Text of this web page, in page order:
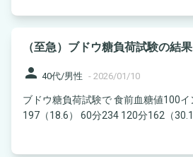
（至急）ブドウ糖負荷試験の結果
person 40代/男性 - 2026/01/10
ブドウ糖負荷試験で 食前血糖値100インスリン（2.4） 30分